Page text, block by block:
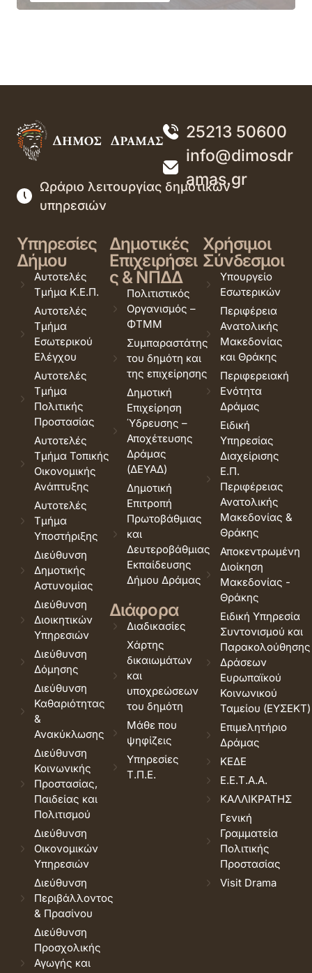
25213 50600
info@dimosdr
amas.gr
Ωράριο λειτουργίας δημοτικών
υπηρεσιών
Υπηρεσίες
Δήμου
Αυτοτελές
Τμήμα Κ.Ε.Π.
Αυτοτελές
Τμήμα
Εσωτερικού
Ελέγχου
Αυτοτελές
Τμήμα
Πολιτικής
Προστασίας
Αυτοτελές
Τμήμα Τοπικής
Οικονομικής
Ανάπτυξης
Αυτοτελές
Τμήμα
Υποστήριξης
Διεύθυνση
Δημοτικής
Αστυνομίας
Διεύθυνση
Διοικητικών
Υπηρεσιών
Διεύθυνση
Δόμησης
Διεύθυνση
Καθαριότητας
&
Ανακύκλωσης
Διεύθυνση
Κοινωνικής
Προστασίας,
Παιδείας και
Πολιτισμού
Διεύθυνση
Οικονομικών
Υπηρεσιών
Διεύθυνση
Περιβάλλοντος
& Πρασίνου
Διεύθυνση
Προσχολικής
Αγωγής και
Δημοτικές
Επιχειρήσει
ς & ΝΠΔΔ
Πολιτιστικός
Οργανισμός –
ΦΤΜΜ
Συμπαραστάτης
του δημότη και
της επιχείρησης
Δημοτική
Επιχείρηση
Ύδρευσης –
Αποχέτευσης
Δράμας
(ΔΕΥΑΔ)
Δημοτική
Επιτροπή
Πρωτοβάθμιας
και
Δευτεροβάθμιας
Εκπαίδευσης
Δήμου Δράμας
Διάφορα
Διαδικασίες
Χάρτης
δικαιωμάτων
και
υποχρεώσεων
του δημότη
Μάθε που
ψηφίζεις
Υπηρεσίες
Τ.Π.Ε.
Χρήσιμοι
Σύνδεσμοι
Υπουργείο
Εσωτερικών
Περιφέρεια
Ανατολικής
Μακεδονίας
και Θράκης
Περιφερειακή
Ενότητα
Δράμας
Ειδική
Υπηρεσίας
Διαχείρισης
Ε.Π.
Περιφέρειας
Ανατολικής
Μακεδονίας &
Θράκης
Αποκεντρωμένη
Διοίκηση
Μακεδονίας -
Θράκης
Ειδική Υπηρεσία
Συντονισμού και
Παρακολούθησης
Δράσεων
Ευρωπαϊκού
Κοινωνικού
Ταμείου (ΕΥΣΕΚΤ)
Επιμελητήριο
Δράμας
ΚΕΔΕ
Ε.Ε.Τ.Α.Α.
ΚΑΛΛΙΚΡΑΤΗΣ
Γενική
Γραμματεία
Πολιτικής
Προστασίας
Visit Drama